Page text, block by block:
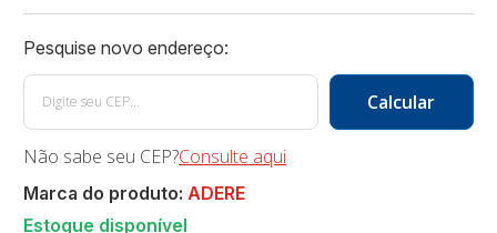
Não sabe seu CEP?Consulte aqui
Marca do produto: ADERE